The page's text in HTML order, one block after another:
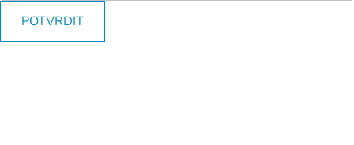
POTVRDIT